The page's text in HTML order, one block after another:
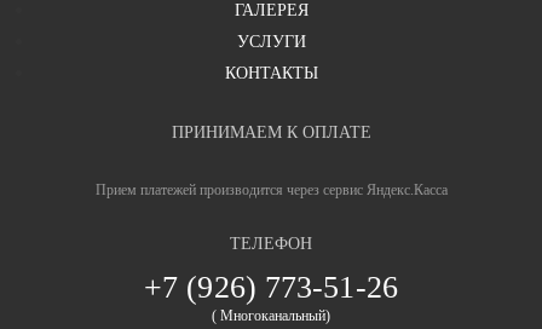
профильная труба 40х25 мм (2 шт)
пенопласт в полость двери
ГАЛЕРЕЯ
УСЛУГИ
КОНТАКТЫ
ПРИНИМАЕМ К ОПЛАТЕ
Прием платежей производится через сервис Яндекс.Касса
ТЕЛЕФОН
+7 (926) 773-51-26
( Многоканальный)